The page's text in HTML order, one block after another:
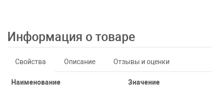
Информация о товаре
Свойства Описание Отзывы и оценки
Наименование Значение